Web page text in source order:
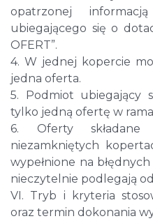
opatrzonej
ubiegającego się o
OFERT”.
4. W jednej kopercie
jedna oferta.
5. Podmiot ubiegający
tylko jedną ofertę w
6. Oferty
niezamkniętych
wypełnione na
nieczytelnie podlegają
VI. Tryb i kryteria
oraz termin dokonania